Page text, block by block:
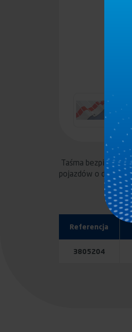
Taśma
pojazdów o dł.
Referencja
3805204